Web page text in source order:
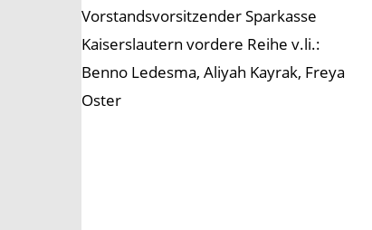
Vorstandsvorsitzender Sparkasse
Kaiserslautern vordere Reihe v.li.:
Benno Ledesma, Aliyah Kayrak, Freya
Oster